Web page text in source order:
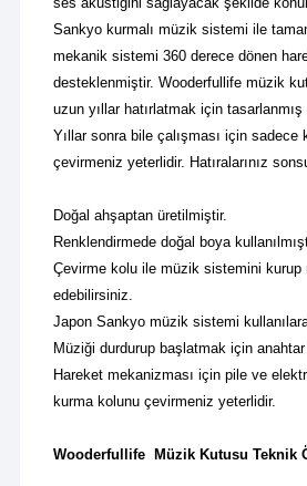
Sankyo kurmalı müzik sistemi ile
mekanik sistemi 360 derece dönen
desteklenmiştir.Wooderfullife müzik
uzun yıllar hatırlatmak için
Yıllar sonra bile çalışması için sadece
çevirmeniz yeterlidir. Hatıralarınız
Doğal ahşaptan üretilmiştir.
Renklendirmede doğal boya
Çevirme kolu ile müzik sistemini kurup
edebilirsiniz.
Japon Sankyo müzik sistemi
Müziği durdurup başlatmak için anahtar
Hareket mekanizması için pile ve
kurma kolunu çevirmeniz yeterlidir.
Wooderfullife Müzik Kutusu Teknik